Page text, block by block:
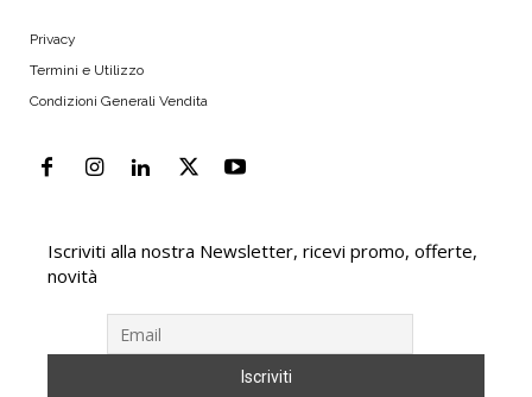
Privacy
Termini e Utilizzo
Condizioni Generali Vendita
Iscriviti alla nostra Newsletter, ricevi promo, offerte,
novità